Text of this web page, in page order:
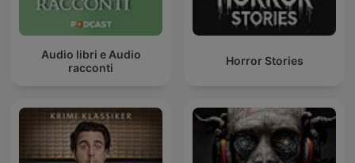
Audio libri e Audio
racconti
Horror Stories